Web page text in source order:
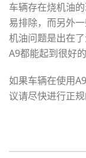
车辆存在烧机油
易排除，而另外
机油问题是出在
A9都能起到很好
如果车辆在使用
议请尽快进行正规